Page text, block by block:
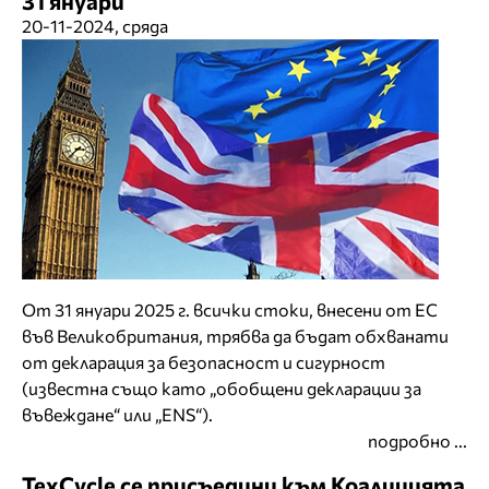
20-11-2024, сряда
От 31 януари 2025 г. всички стоки, внесени от ЕС
във Великобритания, трябва да бъдат обхванати
от декларация за безопасност и сигурност
(известна също като „обобщени декларации за
въвеждане“ или „ENS“).
подробно ...